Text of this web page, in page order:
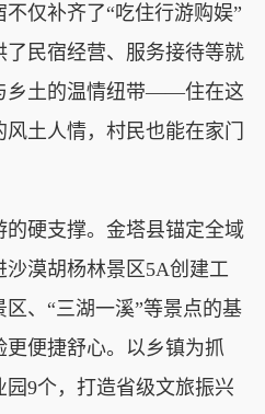
仅补齐了“吃住行游购娱”
民宿经营、服务接待等就
乡土的温情纽带——住在这
土人情，村民也能在家门
硬支撑。金塔县锚定全域
漠胡杨林景区5A创建工
、“三湖一溪”等景点的基
便捷舒心。以乡镇为抓
9个，打造省级文旅振兴